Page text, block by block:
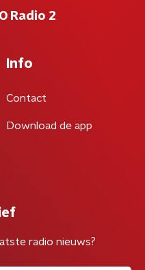
Radio 2
Info
Contact
Download de app
radio nieuws?